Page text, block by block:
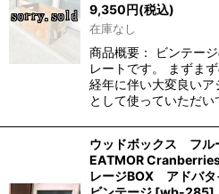
9,350円(税込)
在庫なし
商品概要： ビンテー
レートです。 まずま
経年に伴い大変良い
として使っていただ
ウッドボックス フ
EATMOR
レージBOX アドバ